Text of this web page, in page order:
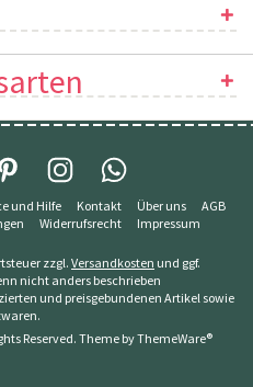
und Hilfe Kontakt Über uns
AGB
Widerrufsrecht Impressum
zzgl.Versandkosten und ggf.
nicht anders beschrieben
und preisgebundenen Artikel sowie
Reserved. Theme byThemeWare®